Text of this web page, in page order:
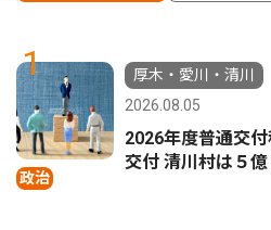
1
政治
厚木・愛川・清川
2026.08.05
2026年度普通交
交付 清川村は５